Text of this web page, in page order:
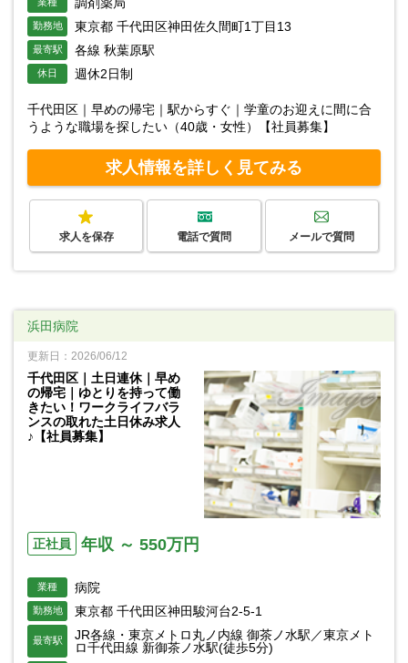
勤務地 東京都 千代田区神田佐久間町1丁目13
最寄駅 各線 秋葉原駅
休日 週休2日制
千代田区｜早めの帰宅｜駅からすぐ｜学童のお迎えに間に合
うような職場を探したい（40歳・女性）【社員募集】
求人情報を詳しく見てみる
求人を保存 電話で質問 メールで質問
浜田病院
更新日：2026/06/12
千代田区｜土日連休｜早め
の帰宅｜ゆとりを持って働
きたい！ワークライフバラ
ンスの取れた土日休み求人
♪【社員募集】
正社員 年収 ～ 550万円
業種 病院
勤務地 東京都 千代田区神田駿河台2-5-1
最寄駅
JR各線・東京メトロ丸ノ内線 御茶ノ水駅／東京メト
ロ千代田線 新御茶ノ水駅(徒歩5分)